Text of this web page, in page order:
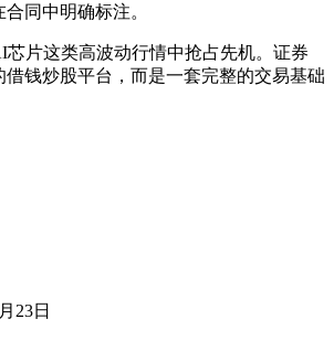
同中明确标注。
片这类高波动行情中抢占先机。证券
钱炒股平台，而是一套完整的交易基础
23日